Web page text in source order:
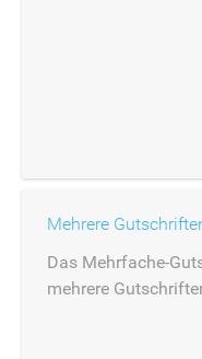
Mehrere
Das Mehrfache-
mehrere